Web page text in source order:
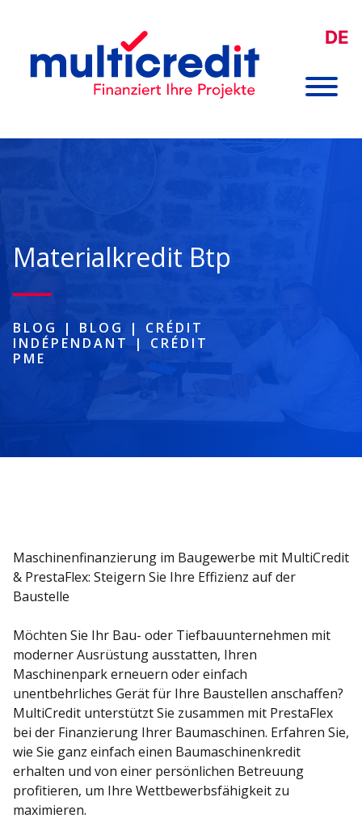
DE
Materialkredit Btp
BLOG | BLOG | CRÉDIT
INDÉPENDANT
| CRÉDIT
PME
Maschinenfinanzierung im Baugewerbe mit MultiCredit
& PrestaFlex: Steigern Sie Ihre Effizienz auf der
Baustelle
Möchten Sie Ihr Bau- oder Tiefbauunternehmen mit
moderner Ausrüstung ausstatten, Ihren
Maschinenpark erneuern oder einfach
unentbehrliches Gerät für Ihre Baustellen anschaffen?
MultiCredit unterstützt Sie zusammen mit PrestaFlex
bei der Finanzierung Ihrer Baumaschinen. Erfahren Sie,
wie Sie ganz einfach einen Baumaschinenkredit
erhalten und von einer persönlichen Betreuung
profitieren, um Ihre Wettbewerbsfähigkeit zu
maximieren.